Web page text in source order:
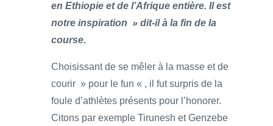
en Ethiopie et de l’Afrique entière. Il est
notre inspiration » dit-il à la fin de la
course.
Choisissant de se mêler à la masse et de
courir » pour le fun « , il fut surpris de la
foule d’athlètes présents pour l’honorer.
Citons par exemple Tirunesh et Genzebe